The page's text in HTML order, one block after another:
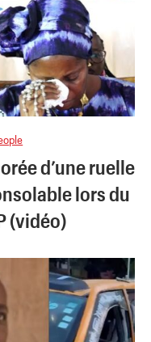
d’une ruelle
lors du
(vidéo)